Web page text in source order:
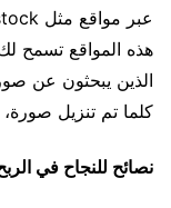
عبر مواقع مثل Shutterstock وAdobe Stock.
هذه المواقع تسمح
الذين يبحثون عن
كلما تم تنزيل
نصائح للنجاح في